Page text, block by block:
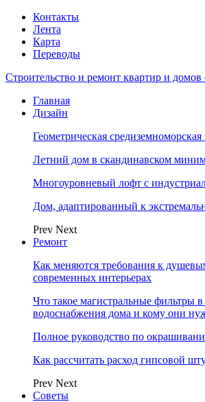
Контакты
Лента
Карта
Переводы
Строительство и ремонт квартир и домов
Главная
Дизайн
Геометрическая средиземноморская
Летний дом в скандинавском
Многоуровневый лофт с
Дом, адаптированный к
Prev Next
Ремонт
Как меняются требования к
современных интерьерах
Что такое магистральные фильтры в
водоснабжения дома и кому они
Полное руководство по
Как рассчитать расход гипсовой
Prev Next
Советы